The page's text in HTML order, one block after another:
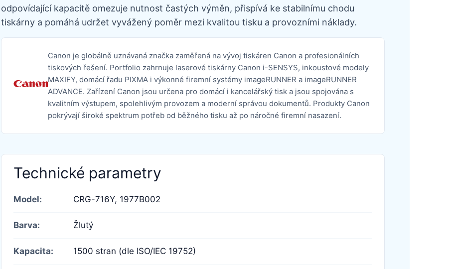
odpovídající kapacitě omezuje nutnost častých výměn, přispívá ke stabilnímu chodu
tiskárny a pomáhá udržet vyvážený poměr mezi kvalitou tisku a provozními náklady.
Canon je globálně uznávaná značka zaměřená na vývoj tiskáren Canon a profesionálních
tiskových řešení. Portfolio zahrnuje laserové tiskárny Canon i-SENSYS, inkoustové modely
MAXIFY, domácí řadu PIXMA i výkonné firemní systémy imageRUNNER a imageRUNNER
ADVANCE. Zařízení Canon jsou určena pro domácí i kancelářský tisk a jsou spojována s
kvalitním výstupem, spolehlivým provozem a moderní správou dokumentů. Produkty Canon
pokrývají široké spektrum potřeb od běžného tisku až po náročné firemní nasazení.
Technické parametry
Model: CRG-716Y, 1977B002
Barva: Žlutý
Kapacita: 1500 stran (dle ISO/IEC 19752)